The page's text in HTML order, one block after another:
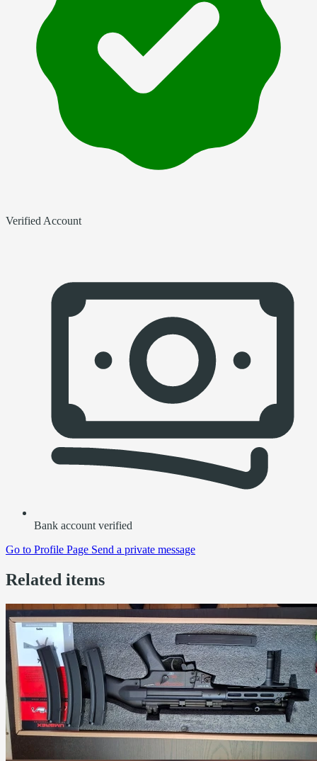
Verified Account
Bank account verified
Go to Profile Page Send a private message
Related items